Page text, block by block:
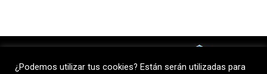
¿Podemos utilizar tus cookies? Están serán utilizadas para